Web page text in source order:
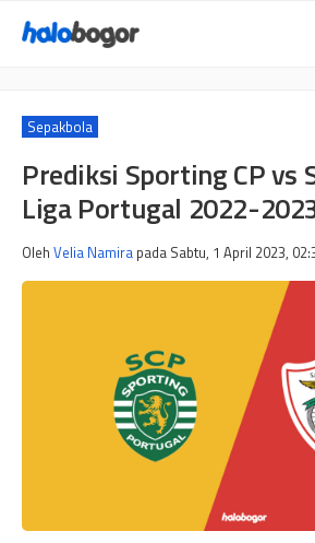
Sepakbola
Prediksi Sporting CP vs
Liga Portugal 2022-
Oleh Velia Namira pada Sabtu, 1 April 2023,